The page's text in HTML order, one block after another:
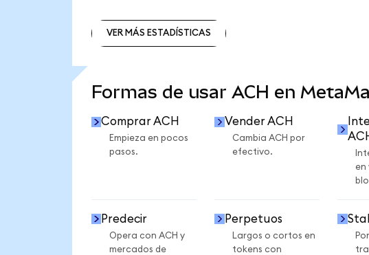
VER MÁS ESTADÍSTICAS
Formas de usar ACH en
Comprar ACH
Empieza en pocos
pasos.
Vender ACH
Cambia ACH por
efectivo.
en
Predecir
Opera con ACH y
mercados de
Perpetuos
Largos o cortos en
tokens con